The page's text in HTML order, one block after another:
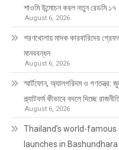
শাওমি উন্মোচন করল নতুন রেডমি ১৭
August 6, 2026
শরণখোলায় মাদক কারবারিদের
মানববন্ধন
August 6, 2026
স্মার্টফোন, অ্যালগরিদম ও
প্ল্যাটফর্ম কীভাবে বদলে দিচ্ছে
August 6, 2026
Thailand’s world-
launches in Bashundhara